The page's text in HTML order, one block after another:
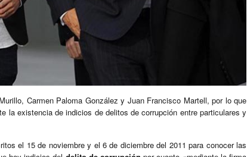
Carmen Paloma González y Juan Francisco Martell, por lo que
la existencia de indicios de delitos de corrupción entre particulares y
el 15 de noviembre y el 6 de diciembre del 2011 para conocer las